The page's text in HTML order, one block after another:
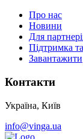
Про нас
Новини
Для
Підтримка
Завантажити
Контакти
Україна, Київ
info@vinga.ua